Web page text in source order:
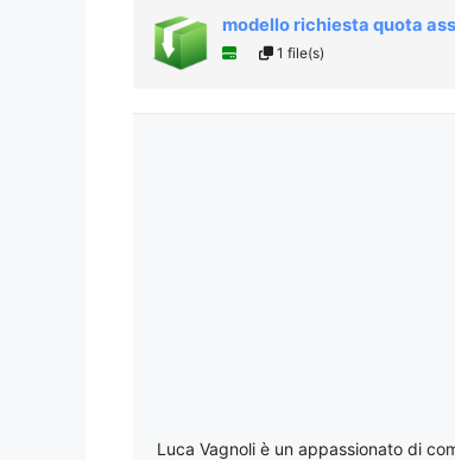
modello richiesta quota
1 file(s)
Luca Vagnoli è un appassionato di